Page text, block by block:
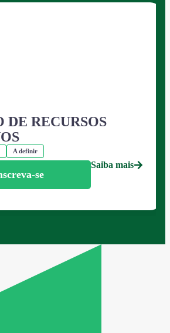
DE RECURSOS
A definir
se
Saiba mais